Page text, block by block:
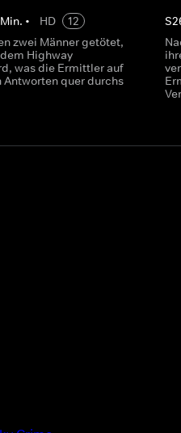
Min. • HD
12
zwei Männer getötet,
Highway
was die Ermittler auf
Antworten quer durchs
S